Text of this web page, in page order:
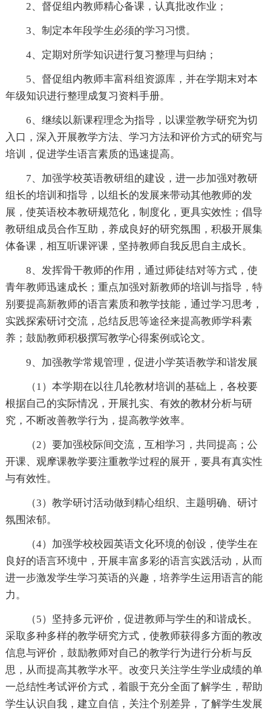
2、督促组内教师精心备课，认真批改作业；
3、制定本年段学生必须的学习习惯。
4、定期对所学知识进行复习整理与归纳；
5、督促组内教师丰富科组资源库，并在学期末对本
年级知识进行整理成复习资料手册。
6、继续以新课程理念为指导，以课堂教学研究为切
入口，深入开展教学方法、学习方法和评价方式的研究与
培训，促进学生语言素质的迅速提高。
7、加强学校英语教研组的建设，进一步加强对教研
组长的培训和指导，以组长的发展来带动其他教师的发
展，使英语校本教研规范化，制度化，更具实效性；倡导
教研组成员合作互助，养成良好的研究氛围，积极开展集
体备课，相互听课评课，坚持教师自我反思自主成长。
8、发挥骨干教师的作用，通过师徒结对等方式，使
青年教师迅速成长；重点加强对新教师的培训与指导，特
别要提高新教师的语言素质和教学技能，通过学习思考，
实践探索研讨交流，总结反思等途径来提高教师学科素
养；鼓励教师积极撰写教学心得案例或论文。
9、加强教学常规管理，促进小学英语教学和谐发展
（1）本学期在以往几轮教材培训的基础上，各校要
根据自己的实际情况，开展扎实、有效的教材分析与研
究，不断改善教学行为，提高教学效率。
（2）要加强校际间交流，互相学习，共同提高；公
开课、观摩课教学要注重教学过程的展开，要具有真实性
与有效性。
（3）教学研讨活动做到精心组织、主题明确、研讨
氛围浓郁。
（4）加强学校校园英语文化环境的创设，使学生在
良好的语言环境中，开展丰富多彩的语言实践活动，从而
进一步激发学生学习英语的兴趣，培养学生运用语言的能
力。
（5）坚持多元评价，促进教师与学生的和谐成长。
采取多种多样的教学研究方式，使教师获得多方面的教改
信息与评价，鼓励教师对自己的教学行为进行分析与反
思，从而提高其教学水平。改变只关注学生学业成绩的单
一总结性考试评价方式，着眼于充分全面了解学生，帮助
学生认识自我，建立自信，关注个别差异，了解学生发展